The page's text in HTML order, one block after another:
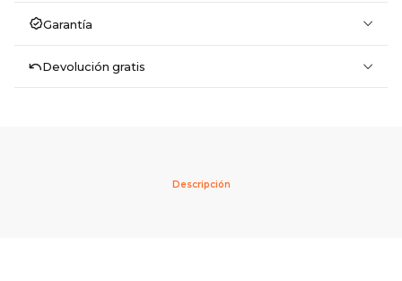
Garantía
Devolución gratis
Descripción